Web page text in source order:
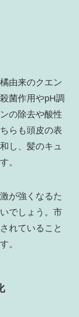
由来のクエン
菌作用やpH調
の除去や酸性
らも頭皮の表
し、髪のキュ
。
が強くなるた
でしょう。市
れていること
。